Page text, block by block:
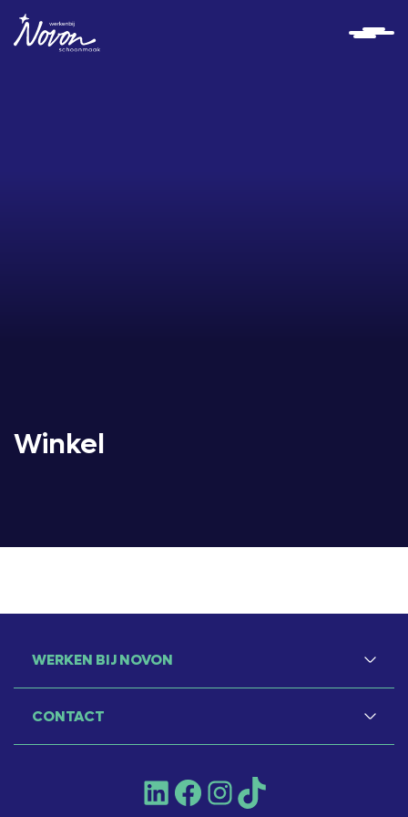
Winkel
WERKEN BIJ NOVON
CONTACT
LinkedInFacebookInstagram
TikTok